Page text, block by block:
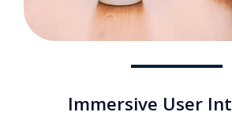
Immersive User